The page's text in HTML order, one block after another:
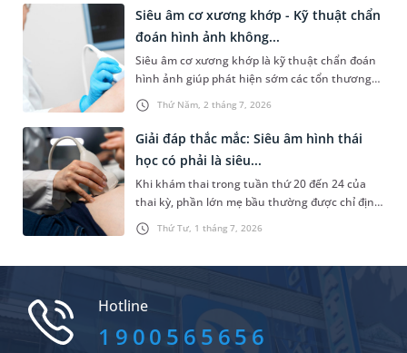
bệnh nhân lo lắng liệu Một tuần chụp X-quang
2 lần có sao không và tần suất thực hiện thế
nào mới an toàn. Bài viết dưới đây sẽ giải đáp
chi tiết thắc mắc trên, giúp bạn có cái nhìn
chính xác hơn để bảo vệ sức khỏe bản thân
một cách khoa học nhất.
Thứ Năm, 2 tháng 7, 2026
Siêu âm cơ xương khớp - Kỹ thuật chẩn
đoán hình ảnh không...
Siêu âm cơ xương khớp là kỹ thuật chẩn đoán
hình ảnh giúp phát hiện sớm các tổn thương
từ sâu bên trong hệ vận động mà mắt thường
không thể nhìn thấy. Vậy phương pháp này
thường được ứng dụng trong trường hợp nào
và quy trình thực hiện ra sao? Bài viết sau đây
sẽ cung cấp các thông tin chi tiết hơn để bạn
đọc tham khảo.
Thứ Tư, 1 tháng 7, 2026
Giải đáp thắc mắc: Siêu âm hình thái
học có phải là siêu...
Khi khám thai trong tuần thứ 20 đến 24 của
thai kỳ, phần lớn mẹ bầu thường được chỉ định
siêu âm hình thái học và siêu âm 4D. Vậy, siêu
âm hình thái học có phải là siêu âm 4D không
Hotline
1900565656